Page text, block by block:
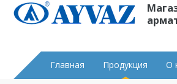
Главная Продукция О